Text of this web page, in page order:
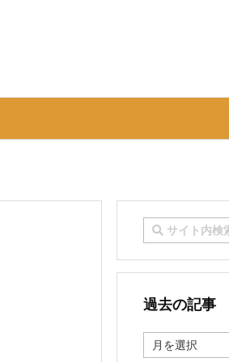
過去の記事
去